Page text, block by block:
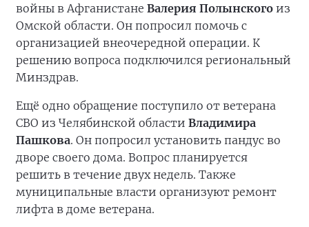
войны в Афганистане Валерия Полынского из
Омской области. Он попросил помочь с
организацией внеочередной операции. К
решению вопроса подключился региональный
Минздрав.
Ещё одно обращение поступило от ветерана
СВО из Челябинской области Владимира
Пашкова. Он попросил установить пандус во
дворе своего дома. Вопрос планируется
решить в течение двух недель. Также
муниципальные власти организуют ремонт
лифта в доме ветерана.